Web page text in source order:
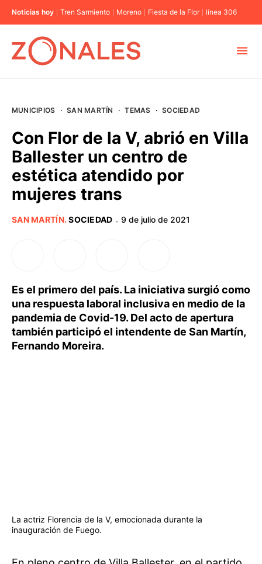
Noticias hoy Tren Sarmiento Moreno Fiesta de la Flor línea 306
BUENOS AIRES
PROVINCIAS
MUNICIPIOS · SAN MARTÍN · TEMAS · SOCIEDAD
Con Flor de la V, abrió en Villa
Ballester un centro de
estética atendido por
mujeres trans
SAN MARTÍN.SOCIEDAD · 9 de julio de 2021
Es el primero del país. La iniciativa surgió como
una respuesta laboral inclusiva en medio de la
pandemia de Covid-19. Del acto de apertura
también participó el intendente de San Martín,
Fernando Moreira.
La actriz Florencia de la V, emocionada durante la
inauguración de Fuego.